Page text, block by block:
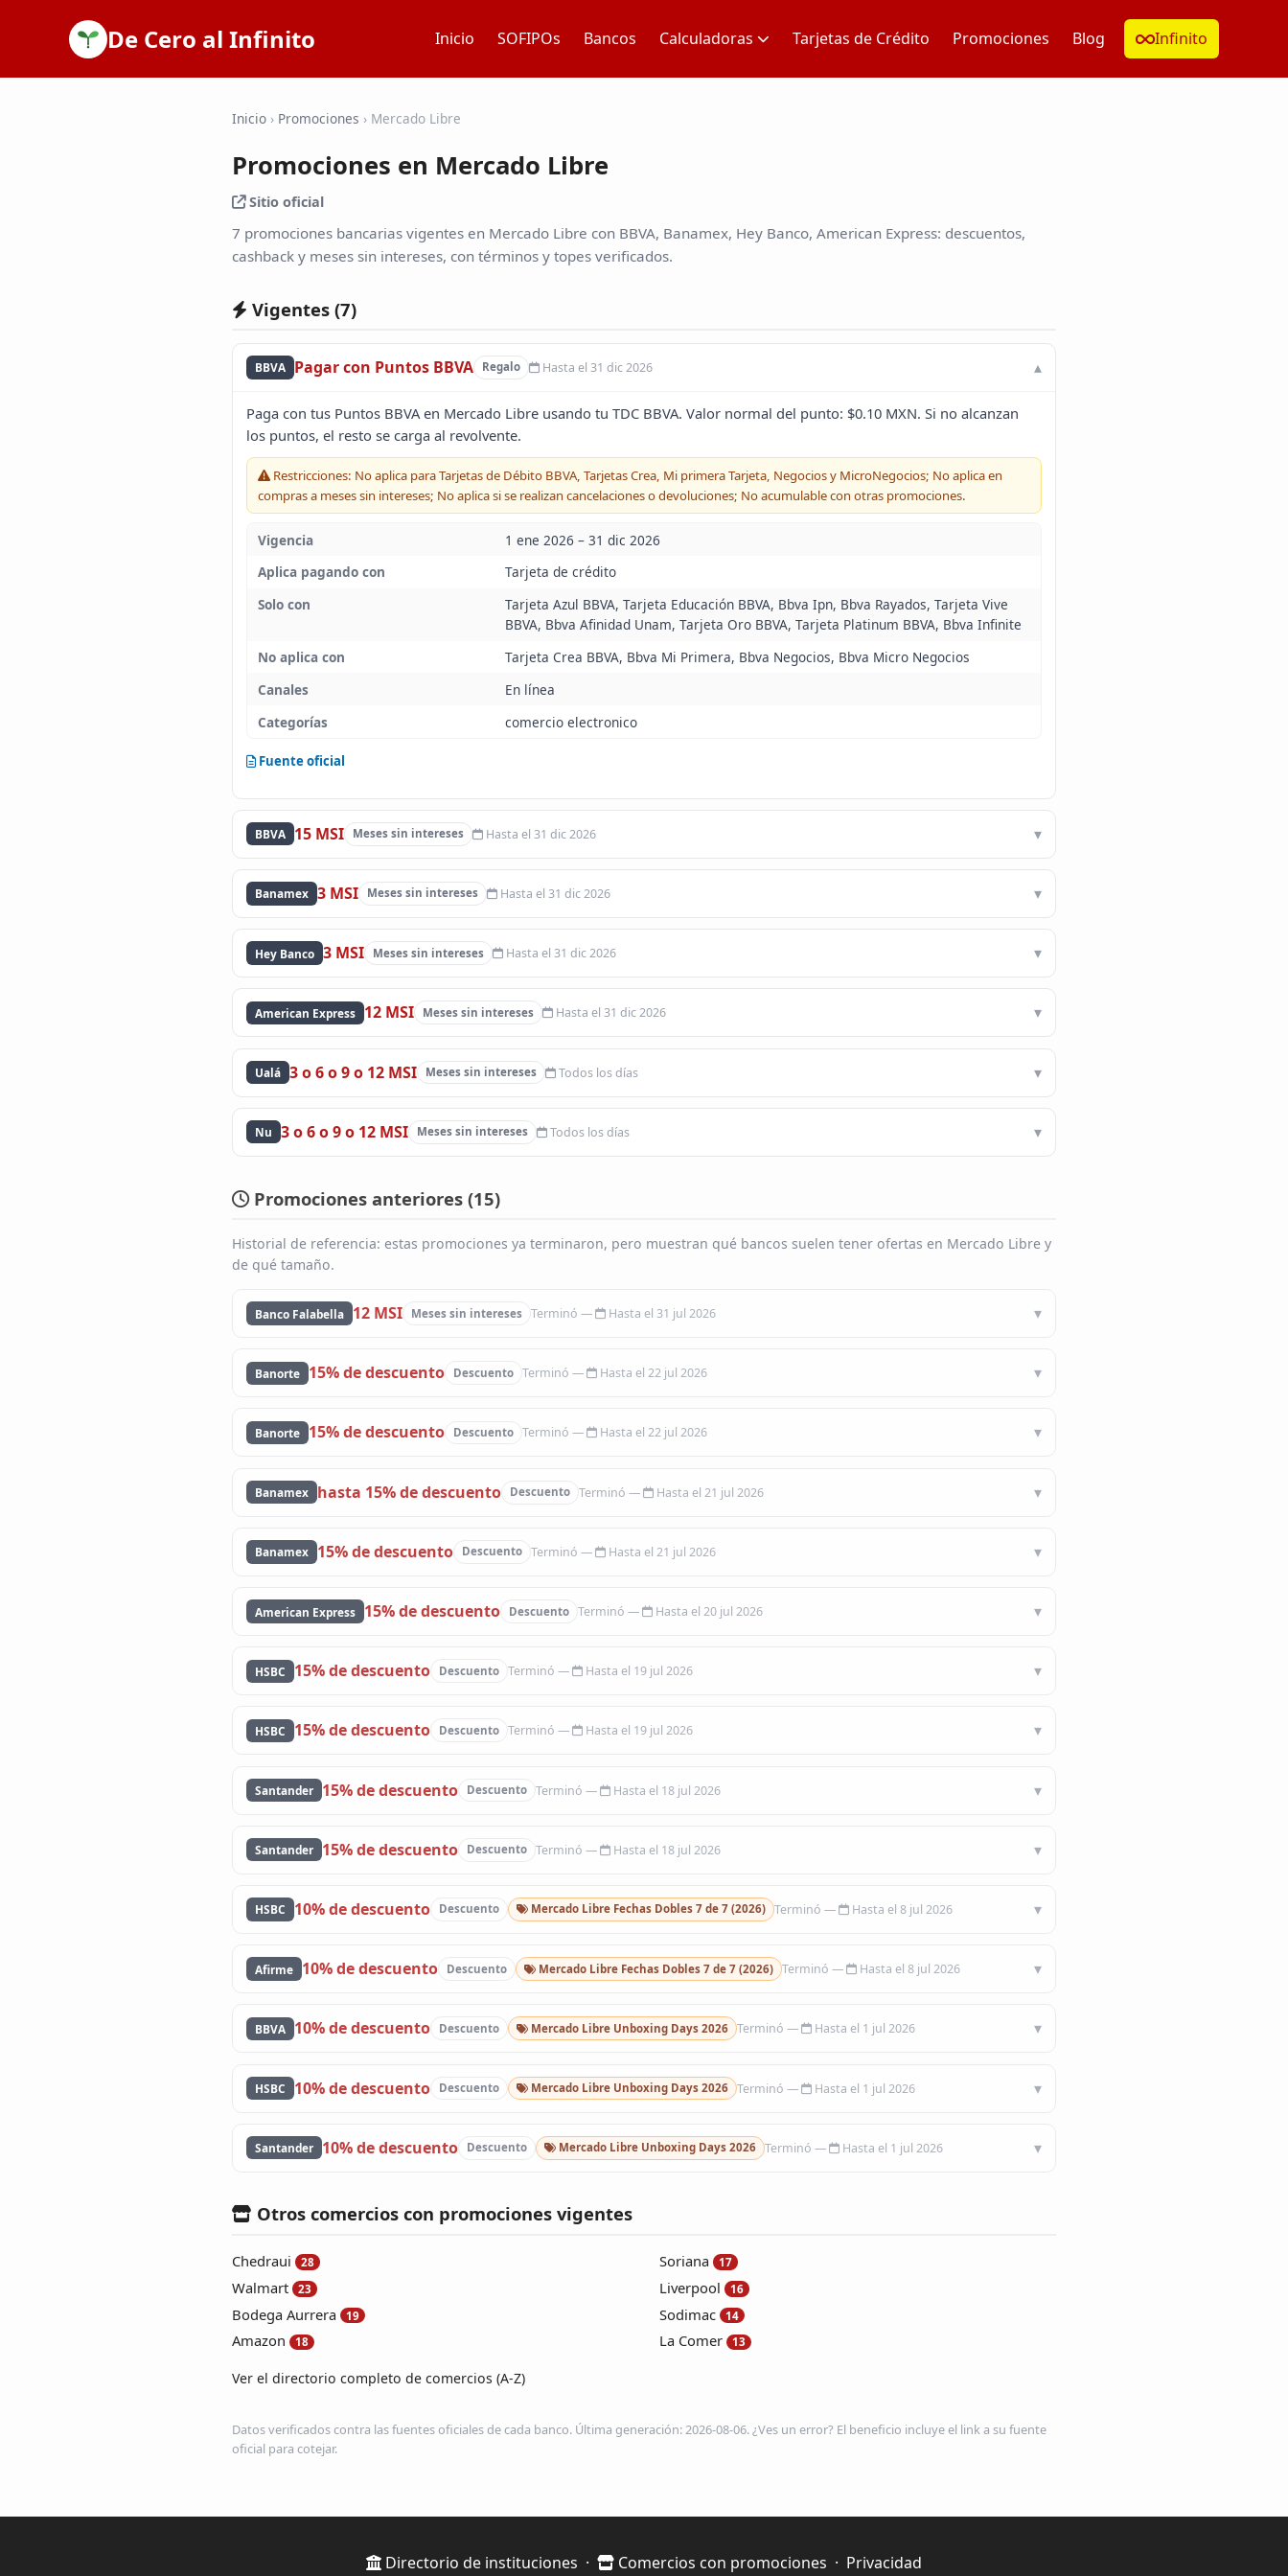
De Cero al Infinito Inicio SOFIPOs Bancos Calculadoras Tarjetas de Crédito Promociones Blog Infinito
Inicio › Promociones › Mercado Libre
Promociones en Mercado Libre
Sitio oficial
7 promociones bancarias vigentes en Mercado Libre con BBVA, Banamex, Hey Banco, American Express: descuentos,
cashback y meses sin intereses, con términos y topes verificados.
Vigentes (7)
BBVA Pagar con Puntos BBVA Regalo Hasta el 31 dic 2026
Paga con tus Puntos BBVA en Mercado Libre usando tu TDC BBVA. Valor normal del punto: $0.10 MXN. Si no alcanzan
los puntos, el resto se carga al revolvente.
Restricciones: No aplica para Tarjetas de Débito BBVA, Tarjetas Crea, Mi primera Tarjeta, Negocios y MicroNegocios; No aplica en
compras a meses sin intereses; No aplica si se realizan cancelaciones o devoluciones; No acumulable con otras promociones.
Vigencia
1 ene 2026 – 31 dic 2026
Aplica pagando con
Tarjeta de crédito
Solo con
Tarjeta Azul BBVA, Tarjeta Educación BBVA, Bbva Ipn, Bbva Rayados, Tarjeta Vive
BBVA, Bbva Afinidad Unam, Tarjeta Oro BBVA, Tarjeta Platinum BBVA, Bbva Infinite
No aplica con
Tarjeta Crea BBVA, Bbva Mi Primera, Bbva Negocios, Bbva Micro Negocios
Canales
En línea
Categorías
comercio electronico
Fuente oficial
BBVA 15 MSI Meses sin intereses Hasta el 31 dic 2026
Banamex 3 MSI Meses sin intereses Hasta el 31 dic 2026
Hey Banco 3 MSI Meses sin intereses Hasta el 31 dic 2026
American Express 12 MSI Meses sin intereses Hasta el 31 dic 2026
Ualá 3 o 6 o 9 o 12 MSI Meses sin intereses Todos los días
Nu 3 o 6 o 9 o 12 MSI Meses sin intereses Todos los días
Promociones anteriores (15)
Historial de referencia: estas promociones ya terminaron, pero muestran qué bancos suelen tener ofertas en Mercado Libre y
de qué tamaño.
Banco Falabella 12 MSI Meses sin intereses Hasta el 31 jul 2026
Banorte 15% de descuento Descuento Hasta el 22 jul 2026
Banorte 15% de descuento Descuento Hasta el 22 jul 2026
Banamex hasta 15% de descuento Descuento Hasta el 21 jul 2026
Banamex 15% de descuento Descuento Hasta el 21 jul 2026
American Express 15% de descuento Descuento Hasta el 20 jul 2026
HSBC 15% de descuento Descuento Hasta el 19 jul 2026
HSBC 15% de descuento Descuento Hasta el 19 jul 2026
Santander 15% de descuento Descuento Hasta el 18 jul 2026
Santander 15% de descuento Descuento Hasta el 18 jul 2026
HSBC 10% de descuento Descuento Mercado Libre Fechas Dobles 7 de 7 (2026) Hasta el 8 jul 2026
Afirme 10% de descuento Descuento Mercado Libre Fechas Dobles 7 de 7 (2026) Hasta el 8 jul 2026
BBVA 10% de descuento Descuento Mercado Libre Unboxing Days 2026 Hasta el 1 jul 2026
HSBC 10% de descuento Descuento Mercado Libre Unboxing Days 2026 Hasta el 1 jul 2026
Santander 10% de descuento Descuento Mercado Libre Unboxing Days 2026 Hasta el 1 jul 2026
Otros comercios con promociones vigentes
Chedraui 28
Walmart 23
Bodega Aurrera 19
Amazon 18
Soriana 17
Liverpool 16
Sodimac 14
La Comer 13
Ver el directorio completo de comercios (A-Z)
Datos verificados contra las fuentes oficiales de cada banco. Última generación: 2026-08-06. ¿Ves un error? El beneficio incluye el link a su fuente
oficial para cotejar.
Directorio de instituciones · Comercios con promociones · Privacidad